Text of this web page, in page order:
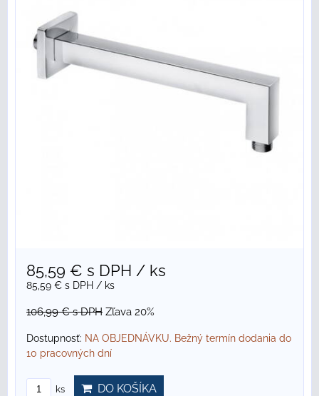
85,59 € s DPH / ks
85,59 € s DPH / ks
106,99 €s DPH Zľava 20%
Dostupnosť: NA OBJEDNÁVKU. Bežný termín dodania do
10 pracovných dní
ks DO KOŠÍKA